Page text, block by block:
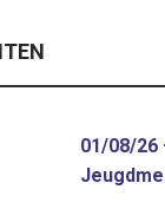
01/08/26